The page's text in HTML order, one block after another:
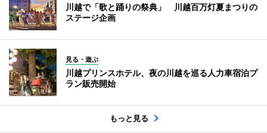
川越で「歌と踊りの祭典」 川越百万灯夏まつりの
ステージ企画
見る・遊ぶ
川越プリンスホテル、夜の川越を巡る人力車宿泊プ
ラン販売開始
もっと見る